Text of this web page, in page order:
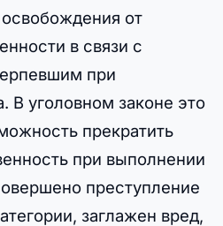
от
в связи с
при
В уголовном законе это
прекратить
при выполнении
преступление
заглажен вред,